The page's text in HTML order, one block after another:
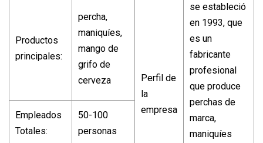
Perfil de
la
empresa
se estableció
en 1993, que
es un
fabricante
profesional
que produce
perchas de
marca,
maniquíes
Productos
principales:
percha,
maniquíes,
mango de
grifo de
cerveza
Empleados
Totales:
50-100
personas